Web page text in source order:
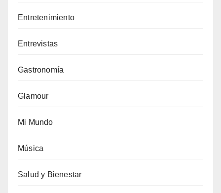
Entretenimiento
Entrevistas
Gastronomía
Glamour
Mi Mundo
Música
Salud y Bienestar